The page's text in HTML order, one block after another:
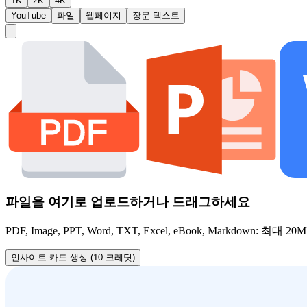
YouTube
파일 웹페이지 장문 텍스트
파일을 여기로 업로드하거나 드래그하세요
PDF, Image, PPT, Word, TXT, Excel, eBook, Markdown: 최대
인사이트 카드 생성 (10 크레딧)